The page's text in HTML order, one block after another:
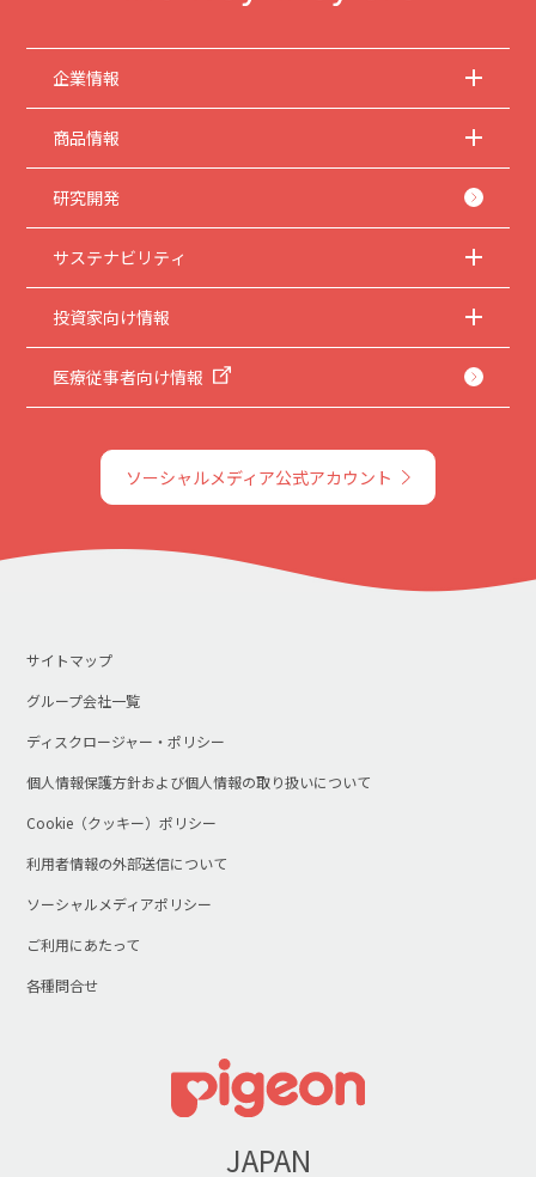
企業情報
商品情報
研究開発
サステナビリティ
投資家向け情報
医療従事者向け情報
ソーシャルメディア公式アカウント
サイトマップ
グループ会社一覧
ディスクロージャー・ポリシー
個人情報保護方針および個人情報の取り扱いについて
Cookie（クッキー）ポリシー
利用者情報の外部送信について
ソーシャルメディアポリシー
ご利用にあたって
各種問合せ
JAPAN